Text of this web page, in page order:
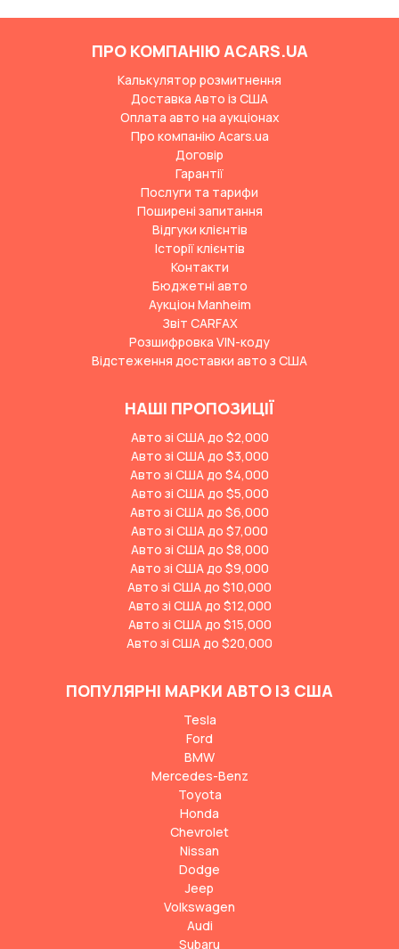
ПРО КОМПАНІЮ ACARS.UA
Калькулятор розмитнення
Доставка Авто із США
Оплата авто на аукціонах
Про компанію Acars.ua
Договір
Гарантії
Послуги та тарифи
Поширені запитання
Відгуки клієнтів
Історії клієнтів
Контакти
Бюджетні авто
Аукціон Manheim
Звіт CARFAX
Розшифровка VIN-коду
Відстеження доставки авто з США
НАШІ ПРОПОЗИЦІЇ
Авто зі США до $2,000
Авто зі США до $3,000
Авто зі США до $4,000
Авто зі США до $5,000
Авто зі США до $6,000
Авто зі США до $7,000
Авто зі США до $8,000
Авто зі США до $9,000
Авто зі США до $10,000
Авто зі США до $12,000
Авто зі США до $15,000
Авто зі США до $20,000
ПОПУЛЯРНІ МАРКИ АВТО ІЗ США
Tesla
Ford
BMW
Mercedes-Benz
Toyota
Honda
Chevrolet
Nissan
Dodge
Jeep
Volkswagen
Audi
Subaru